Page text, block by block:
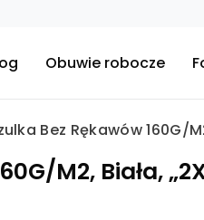
Obuwie robocze
Bez Rękawów 160G/
M2, Biała,